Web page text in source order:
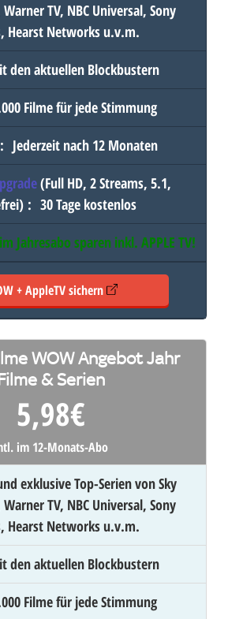
TV, NBC Universal, Sony
Hearst Networks u.v.m.
den aktuellen Blockbustern
Filme für jede Stimmung
: Jederzeit nach 12 Monaten
(Full HD, 2 Streams, 5.1,
: 30 Tage kostenlos
Jahresabo sparen inkl. APPLE TV!
+ AppleTV sichern
& Serien
5,98€
im 12-Monats-Abo
exklusive Top-Serien von Sky
TV, NBC Universal, Sony
Hearst Networks u.v.m.
den aktuellen Blockbustern
Filme für jede Stimmung